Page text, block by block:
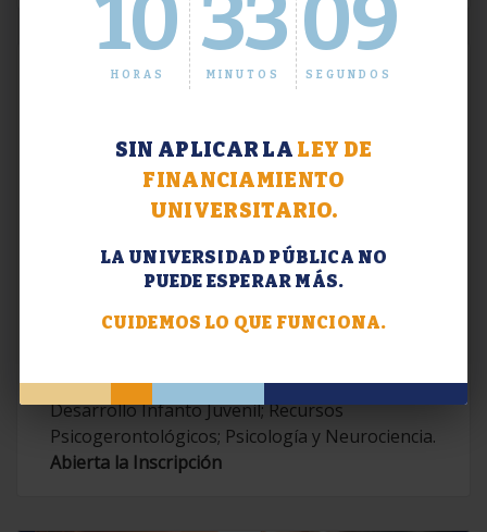
10
HORAS
33
MINUTOS
10
SEGUNDOS
SIN APLICAR LA LEY DE
FINANCIAMIENTO
UNIVERSITARIO.
LA UNIVERSIDAD PÚBLICA NO
PUEDE ESPERAR MÁS.
CUIDEMOS LO QUE FUNCIONA.
Extensión. Diplomaturas 2026.
Contemporáneas; Problemáticas en el
Desarrollo Infanto Juvenil; Recursos
Psicogerontológicos; Psicología y Neurociencia.
Abierta la Inscripción